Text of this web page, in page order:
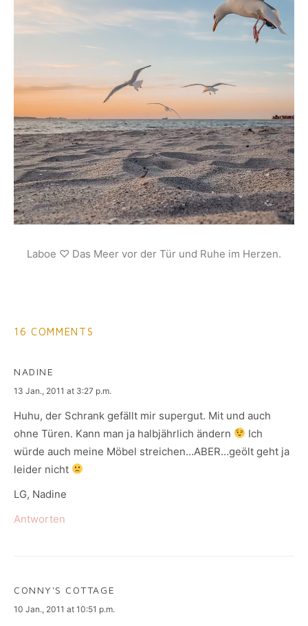
Laboe ♡ Das Meer vor der Tür und Ruhe im Herzen.
16 COMMENTS
NADINE
says:
13 Jan., 2011 at 3:27 p.m.
Huhu, der Schrank gefällt mir supergut. Mit und auch
ohne Türen. Kann man ja halbjährlich ändern
Ich
würde auch meine Möbel streichen…ABER…geölt geht ja
leider nicht
LG, Nadine
Antworten
CONNY'S COTTAGE
says:
10 Jan., 2011 at 10:51 p.m.